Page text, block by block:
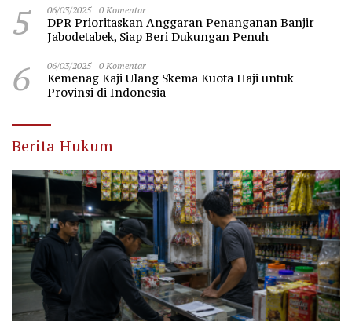
5 06/03/2025 0 Komentar
DPR Prioritaskan Anggaran Penanganan Banjir
Jabodetabek, Siap Beri Dukungan Penuh
6 06/03/2025 0 Komentar
Kemenag Kaji Ulang Skema Kuota Haji untuk
Provinsi di Indonesia
Berita Hukum